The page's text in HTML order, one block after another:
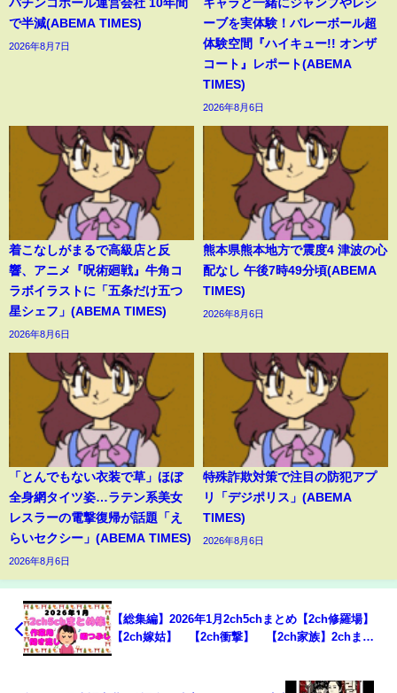
パチンコホール運営会社 10年間
で半減(ABEMA TIMES)
2026年8月7日
キャラと一緒にジャンプやレシ
ーブを実体験！バレーボール超
体験空間『ハイキュー!! オンザ
コート』レポート(ABEMA
TIMES)
2026年8月6日
着こなしがまるで高級店と反
響、アニメ『呪術廻戦』牛角コ
ラボイラストに「五条だけ五つ
星シェフ」(ABEMA TIMES)
2026年8月6日
熊本県熊本地方で震度4 津波の心
配なし 午後7時49分頃(ABEMA
TIMES)
2026年8月6日
「とんでもない衣装で草」ほぼ
全身網タイツ姿…ラテン系美女
レスラーの電撃復帰が話題「え
らいセクシー」(ABEMA TIMES)
2026年8月6日
特殊詐欺対策で注目の防犯アプ
リ「デジポリス」(ABEMA
TIMES)
2026年8月6日
【総集編】2026年1月2ch5chまとめ【2ch修羅場】
【2ch嫁姑】 【2ch衝撃】 【2ch家族】2chまと